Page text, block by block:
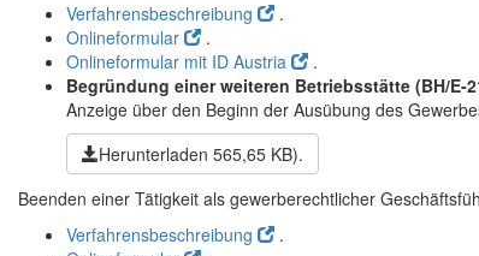
Verfahrensbeschreibung
.
Onlineformular
.
Onlineformular mit ID Austria
.
Begründung einer weiteren Betriebsstätte (BH/E-
Anzeige über den Beginn der Ausübung des
Herunterladen 565,65 KB).
Beenden einer Tätigkeit als gewerberechtlicher
Verfahrensbeschreibung
.